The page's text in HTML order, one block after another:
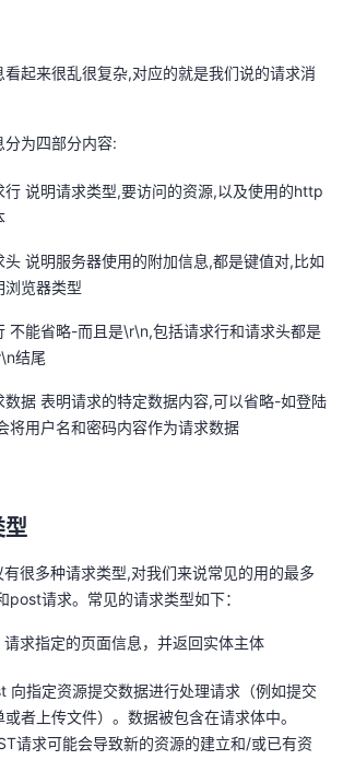
看起来很乱很复杂,对应的就是我们说的请求消
分为四部分内容:
行 说明请求类型,要访问的资源,以及使用的http
头 说明服务器使用的附加信息,都是键值对,比如
浏览器类型
不能省略-而且是\r\n,包括请求行和请求头都是
结尾
数据 表明请求的特定数据内容,可以省略-如登陆
将用户名和密码内容作为请求数据
型
有很多种请求类型,对我们来说常见的用的最多
post请求。常见的请求类型如下：
请求指定的页面信息，并返回实体主体
向指定资源提交数据进行处理请求（例如提交
或者上传文件）。数据被包含在请求体中。
请求可能会导致新的资源的建立和/或已有资